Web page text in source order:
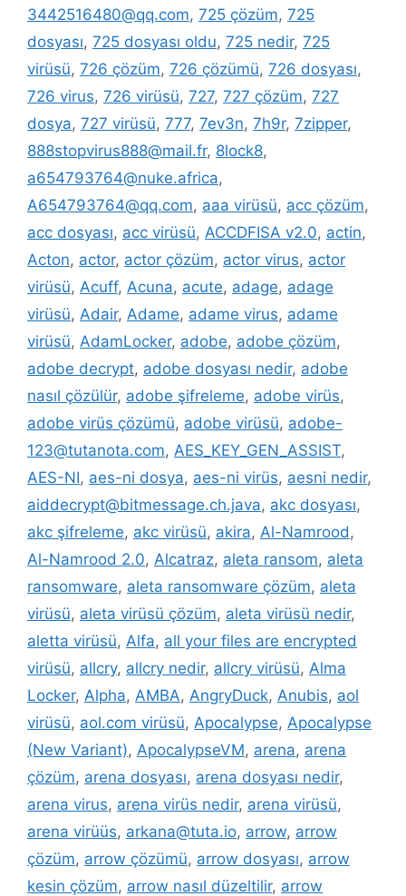
3442516480@qq.com, 725 çözüm, 725
dosyası, 725 dosyası oldu, 725 nedir, 725
virüsü, 726 çözüm, 726 çözümü, 726 dosyası,
726 virus, 726 virüsü, 727, 727 çözüm, 727
dosya, 727 virüsü, 777, 7ev3n, 7h9r, 7zipper,
888stopvirus888@mail.fr, 8lock8,
a654793764@nuke.africa,
A654793764@qq.com, aaa virüsü, acc çözüm,
acc dosyası, acc virüsü, ACCDFISA v2.0, actin,
Acton, actor, actor çözüm, actor virus, actor
virüsü, Acuff, Acuna, acute, adage, adage
virüsü, Adair, Adame, adame virus, adame
virüsü, AdamLocker, adobe, adobe çözüm,
adobe decrypt, adobe dosyası nedir, adobe
nasıl çözülür, adobe şifreleme, adobe virüs,
adobe virüs çözümü, adobe virüsü, adobe-
123@tutanota.com, AES_KEY_GEN_ASSIST,
AES-NI, aes-ni dosya, aes-ni virüs, aesni nedir,
aiddecrypt@bitmessage.ch.java, akc dosyası,
akc şifreleme, akc virüsü, akira, Al-Namrood,
Al-Namrood 2.0, Alcatraz, aleta ransom, aleta
ransomware, aleta ransomware çözüm, aleta
virüsü, aleta virüsü çözüm, aleta virüsü nedir,
aletta virüsü, Alfa, all your files are encrypted
virüsü, allcry, allcry nedir, allcry virüsü, Alma
Locker, Alpha, AMBA, AngryDuck, Anubis, aol
virüsü, aol.com virüsü, Apocalypse, Apocalypse
(New Variant), ApocalypseVM, arena, arena
çözüm, arena dosyası, arena dosyası nedir,
arena virus, arena virüs nedir, arena virüsü,
arena virüüs, arkana@tuta.io, arrow, arrow
çözüm, arrow çözümü, arrow dosyası, arrow
kesin çözüm, arrow nasıl düzeltilir, arrow